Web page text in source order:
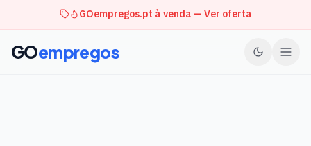
GOempregos.pt à venda — Ver oferta
GOempregos